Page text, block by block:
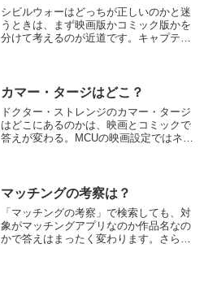
シビルウォーはどっちが正しいのかと迷
うときは、まず映画版かコミック版かを
分けて考えるのが近道です。キャプテ
ん。2016年映画と2006...
カマー・タージはどこ？
ドクター・ストレンジのカマー・タージ
はどこにあるのかは、映画とコミックで
答えが変わる。MCUの映画設定ではネパ
当たり方まで含めて、迷...
マッチングの考察は？
「マッチングの考察」で検索しても、対
象がマッチングアプリなのか作品名なの
かで答えはまったく変わります。さらに